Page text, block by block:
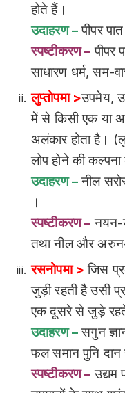
होते हैं।
उदाहरण –पीपर
स्पष्टीकरण – पीपर
साधारण धर्म, सम-
लुप्तोपमा >उपमेय,
में से किसी एक या
अलंकार होता है।
लोप होने की
उदाहरण –नील
।
स्पष्टीकरण – नयन-
तथा नील और अरुन-
रसनोपमा > जिस
जुड़ी रहती है उसी
एक दूसरे से जुड़े
उदाहरण –सगुन
फल समान पुनि
स्पष्टीकरण –